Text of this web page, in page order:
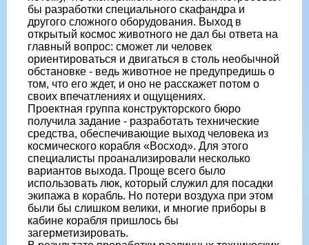
бы разработки специального скафандра и
другого сложного оборудования. Выход в
открытый космос животного не дал бы ответа на
главный вопрос: сможет ли человек
ориентироваться и двигаться в столь необычной
обстановке - ведь животное не предупредишь о
том, что его ждет, и оно не расскажет потом о
своих впечатлениях и ощущениях.
Проектная группа конструкторского бюро
получила задание - разработать технические
средства, обеспечивающие выход человека из
космического корабля «Восход». Для этого
специалисты проанализировали несколько
вариантов выхода. Проще всего было
использовать люк, который служил для посадки
экипажа в корабль. Но потери воздуха при этом
были бы слишком велики, и многие приборы в
кабине корабля пришлось бы
загерметизировать.